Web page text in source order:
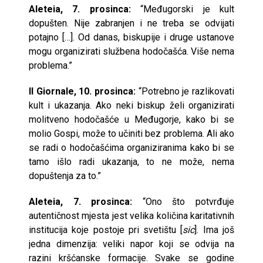
Aleteia, 7. prosinca:“Međugorski je kult
dopušten. Nije zabranjen i ne treba se odvijati
potajno […]. Od danas, biskupije i druge ustanove
mogu organizirati službena hodočašća. Više nema
problema.”
Il Giornale, 10. prosinca: “Potrebno je razlikovati
kult i ukazanja. Ako neki biskup želi organizirati
molitveno hodočašće u Međugorje, kako bi se
molio Gospi, može to učiniti bez problema. Ali ako
se radi o hodočašćima organiziranima kako bi se
tamo išlo radi ukazanja, to ne može, nema
dopuštenja za to.”
Aleteia, 7. prosinca: “Ono što potvrđuje
autentičnost mjesta jest velika količina karitativnih
institucija koje postoje pri svetištu [sic]. Ima još
jedna dimenzija: veliki napor koji se odvija na
razini kršćanske formacije. Svake se godine